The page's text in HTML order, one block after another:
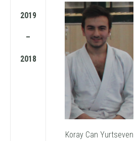
2019
–
2018
Koray Can Yurtseven